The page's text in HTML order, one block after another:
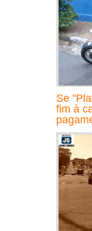
Se
fim à